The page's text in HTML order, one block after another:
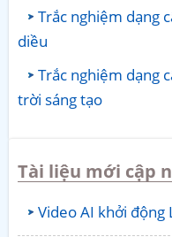
Trắc nghiệm dạng
diều
Trắc nghiệm dạng
trời sáng tạo
Tài liệu mới cập
Video AI khởi động